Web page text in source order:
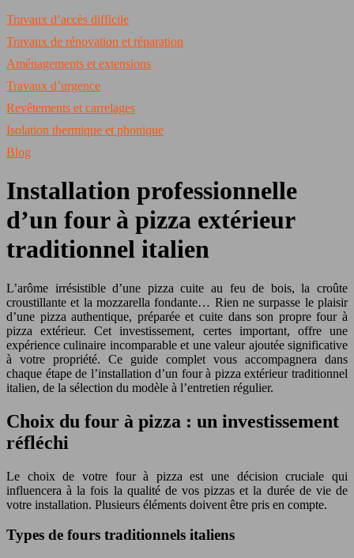
Travaux d’accès difficile
Travaux de rénovation et réparation
Aménagements et extensions
Travaux d’urgence
Revêtements et carrelages
Isolation thermique et phonique
Blog
Installation professionnelle
d’un four à pizza extérieur
traditionnel italien
L’arôme irrésistible d’une pizza cuite au feu de bois, la croûte
croustillante et la mozzarella fondante… Rien ne surpasse le plaisir
d’une pizza authentique, préparée et cuite dans son propre four à
pizza extérieur. Cet investissement, certes important, offre une
expérience culinaire incomparable et une valeur ajoutée significative
à votre propriété. Ce guide complet vous accompagnera dans
chaque étape de l’installation d’un four à pizza extérieur traditionnel
italien, de la sélection du modèle à l’entretien régulier.
Choix du four à pizza : un investissement
réfléchi
Le choix de votre four à pizza est une décision cruciale qui
influencera à la fois la qualité de vos pizzas et la durée de vie de
votre installation. Plusieurs éléments doivent être pris en compte.
Types de fours traditionnels italiens